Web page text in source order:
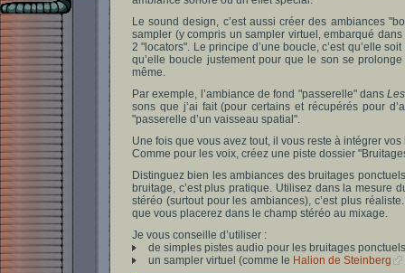
Le sound design, c’est aussi créer des ambiances
sampler (y compris un sampler virtuel, embarqué
2 "locators". Le principe d’une boucle, c’est qu’elle
qu’elle boucle justement pour que le son se
même.
Par exemple, l’ambiance de fond "passerelle" dans
sons que j’ai fait (pour certains et récupérés pour
"passerelle d’un vaisseau spatial".
Une fois que vous avez tout, il vous reste à intégrer
Comme pour les voix, créez une piste dossier
Distinguez bien les ambiances des bruitages
bruitage, c’est plus pratique. Utilisez dans la mesure
stéréo (surtout pour les ambiances), c’est plus
que vous placerez dans le champ stéréo au mixage.
Je vous conseille d’utiliser :
de simples pistes audio pour les bruitages ponctuels
un sampler virtuel (comme le Halion de Steinberg